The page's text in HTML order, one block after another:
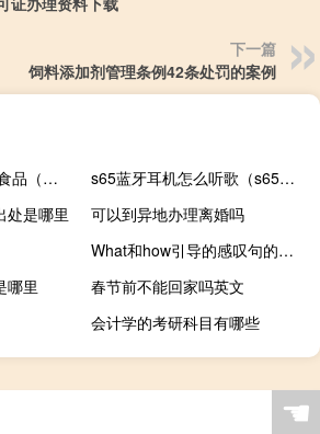
下一篇
饲料添加剂管理条例42条处罚的案例
咖啡是酸性还是碱性食品（咖啡是酸性还是碱性）
s65蓝牙耳机怎么听歌（s65蓝牙耳机）
处是哪里
可以到异地办理离婚吗
What和how引导的感叹句的区别
哪里
春节前不能回家吗英文
会计学的考研科目有哪些
☚